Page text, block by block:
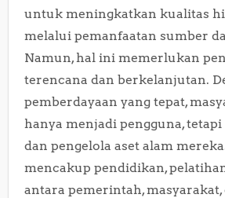
untuk meningkatkan kualitas
melalui pemanfaatan sumber
Namun, hal ini memerlukan
terencana dan berkelanjutan.
pemberdayaan yang tepat,
hanya menjadi pengguna,
dan pengelola aset alam
mencakup pendidikan,
antara pemerintah,